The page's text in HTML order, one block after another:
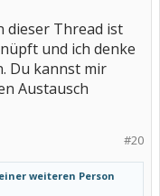
dieser Thread ist
und ich denke
Du kannst mir
Austausch
#20
einer weiteren Person